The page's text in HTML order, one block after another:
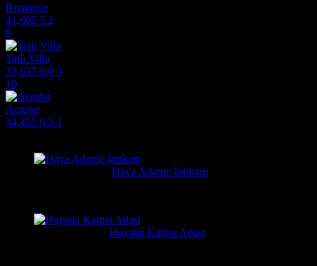
Romance
41,605 5.2
9
Tatlı Villa
35,637 6.0 3
10
Arzular
34,455 6.5 1
Dava Adamı: İntikam
Hayatta Kalma Adası